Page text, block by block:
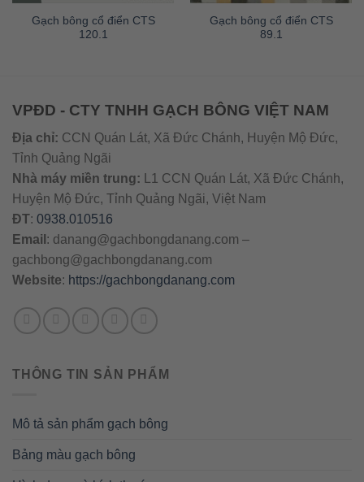
Gạch bông cổ điển CTS
120.1
Gạch bông cổ điển CTS
89.1
VPĐD - CTY TNHH GẠCH BÔNG VIỆT NAM
Địa chỉ: CCN Quán Lát, Xã Đức Chánh, Huyện Mộ Đức,
Tỉnh Quảng Ngãi
Nhà máy miền trung: L1 CCN Quán Lát, Xã Đức Chánh,
Huyện Mộ Đức, Tỉnh Quảng Ngãi, Việt Nam
ĐT: 0938.010516
Email : danang@gachbongdanang.com –
gachbong@gachbongdanang.com
Website: https://gachbongdanang.com
THÔNG TIN SẢN PHẨM
Mô tả sản phẩm gạch bông
Bảng màu gạch bông